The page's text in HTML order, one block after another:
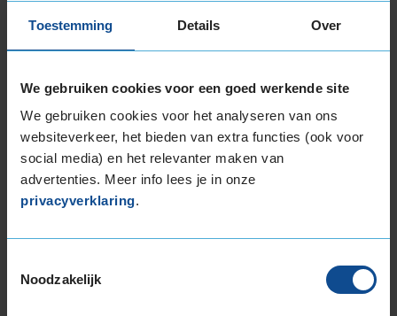
Toestemming Details Over
We gebruiken cookies voor een goed werkende site
We gebruiken cookies voor het analyseren van ons
websiteverkeer, het bieden van extra functies (ook voor
social media) en het relevanter maken van
advertenties. Meer info lees je in onze
privacyverklaring.
Noodzakelijk
215-50-r17|215-55-r17 215-60-r17| 225-45-r17 225-50-r17|225-
195/60R18 96H EXTRALOAD
195/60R18 96H EXTRALOAD
215/50R18 96V EXTRALOAD
215/55R18 95H
215/55R18 95T
215/55R18 95T
225/40R18 92Y EXTRALOAD